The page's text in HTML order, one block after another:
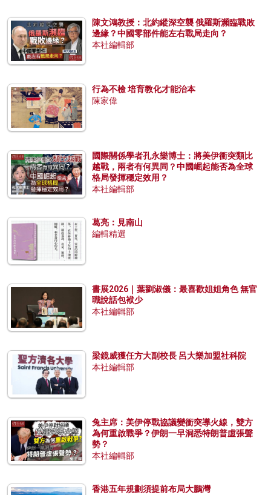
陳文鴻教授：北約縱深空襲 俄羅斯瀕臨戰敗
邊緣？中國零部件能左右戰局走向？
本社編輯部
行為不檢 培育教化才能治本
陳家偉
國際關係學者孔永樂博士：將美伊衝突類比
越戰，兩者有何異同？中國崛起能否為全球
格局發揮穩定效用？
本社編輯部
葛亮：見南山
編輯精選
書展2026｜葉劉淑儀：最喜歡姐姐角色 無官
職說話包袱少
本社編輯部
梁鏡威獲任方大副校長 呂大樂加盟社科院
本社編輯部
兔主席：美伊停戰協議變衝突導火線，雙方
為何重啟戰爭？伊朗一早洞悉特朗普虛張聲
勢？
本社編輯部
香港五年規劃須提前布局大鵬灣